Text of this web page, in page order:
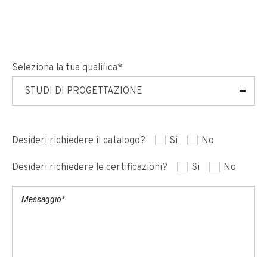
Seleziona la tua qualifica*
STUDI DI PROGETTAZIONE
Desideri richiedere il catalogo? Si No
Desideri richiedere le certificazioni? Si No